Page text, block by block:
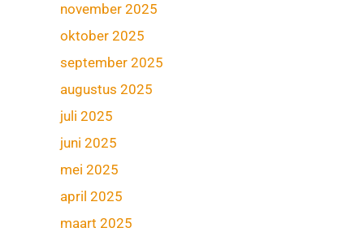
november 2025
oktober 2025
september 2025
augustus 2025
juli 2025
juni 2025
mei 2025
april 2025
maart 2025